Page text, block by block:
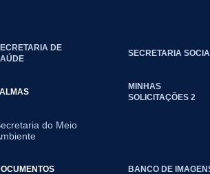
DE
SECRETARIA
do Meio
MINHAS
SOLICITAÇÕES 2
BANCO DE